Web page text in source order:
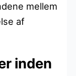
mellem
af
inden